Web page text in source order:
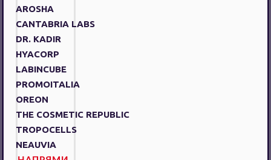
AROSHA
CANTABRIA LABS
DR. KADIR
HYACORP
LABINCUBE
PROMOITALIA
OREON
THE COSMETIC REPUBLIC
TROPOCELLS
NEAUVIA